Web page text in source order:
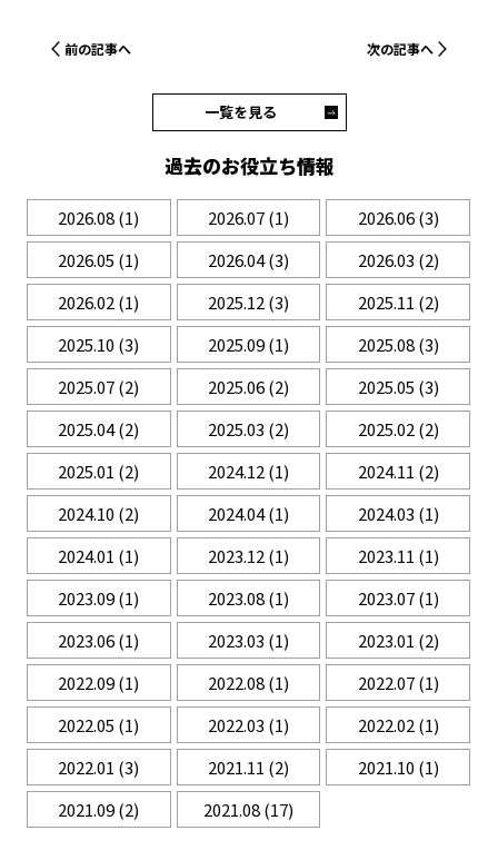
前の記事へ
一覧を見る
次の記事へ
過去のお役立ち情報
2026.08(1) 2026.07(1) 2026.06(3)
2026.05 (1) 2026.04(3) 2026.03 (2)
2026.02(1) 2025.12(3) 2025.11 (2)
2025.10 (3) 2025.09(1) 2025.08(3)
2025.07(2) 2025.06(2) 2025.05 (3)
2025.04(2) 2025.03 (2) 2025.02(2)
2025.01 (2) 2024.12(1) 2024.11 (2)
2024.10 (2) 2024.04(1) 2024.03 (1)
2024.01 (1) 2023.12(1) 2023.11 (1)
2023.09(1) 2023.08(1) 2023.07(1)
2023.06(1) 2023.03 (1) 2023.01 (2)
2022.09(1) 2022.08(1) 2022.07(1)
2022.05 (1) 2022.03 (1) 2022.02(1)
2022.01 (3) 2021.11 (2) 2021.10 (1)
2021.09(2) 2021.08(17)